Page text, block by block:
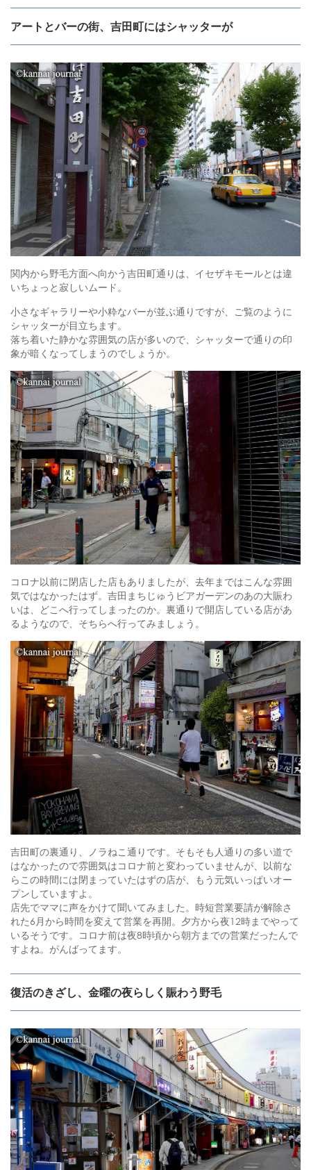
アートとバーの街、吉田町にはシャッターが
関内から野毛方面へ向かう吉田町通りは、イセザキモールとは違
いちょっと寂しいムード。
小さなギャラリーや小粋なバーが並ぶ通りですが、ご覧のように
シャッターが目立ちます。
落ち着いた静かな雰囲気の店が多いので、シャッターで通りの印
象が暗くなってしまうのでしょうか。
コロナ以前に閉店した店もありましたが、去年まではこんな雰囲
気ではなかったはず。吉田まちじゅうビアガーデンのあの大賑わ
いは、どこへ行ってしまったのか。裏通りで開店している店があ
るようなので、そちらへ行ってみましょう。
吉田町の裏通り、ノラねこ通りです。そもそも人通りの多い道で
はなかったので雰囲気はコロナ前と変わっていませんが、以前な
らこの時間には閉まっていたはずの店が、もう元気いっぱいオー
プンしていますよ。
店先でママに声をかけて聞いてみました。時短営業要請が解除さ
れた6月から時間を変えて営業を再開。夕方から夜12時までやって
いるそうです。コロナ前は夜8時頃から朝方までの営業だったんで
すよね。がんばってます。
復活のきざし、金曜の夜らしく賑わう野毛